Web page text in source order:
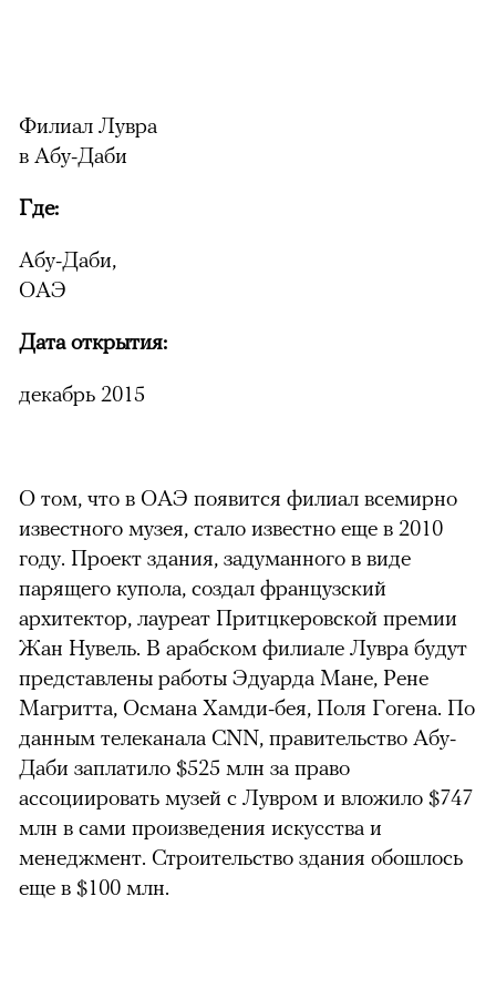
Филиал Лувра
в Абу-Даби
Где:
Абу-Даби,
ОАЭ
Дата открытия:
декабрь 2015
О том, что в ОАЭ появится филиал всемирно
известного музея, стало известно еще в 2010
году. Проект здания, задуманного в виде
парящего купола, создал французский
архитектор, лауреат Притцкеровской премии
Жан Нувель. В арабском филиале Лувра будут
представлены работы Эдуарда Мане, Рене
Магритта, Османа Хамди-бея, Поля Гогена. По
данным телеканала CNN, правительство Абу-
Даби заплатило $525 млн за право
ассоциировать музей с Лувром и вложило $747
млн в сами произведения искусства и
менеджмент. Строительство здания обошлось
еще в $100 млн.